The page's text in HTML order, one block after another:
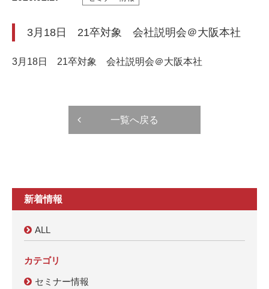
3月18日 21卒対象 会社説明会＠大阪本社
3月18日 21卒対象 会社説明会＠大阪本社
一覧へ戻る
新着情報
ALL
カテゴリ
セミナー情報